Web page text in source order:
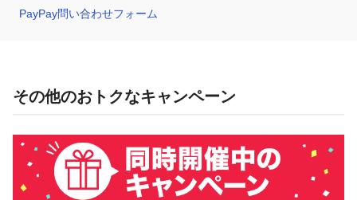
PayPay問い合わせフォーム
その他のおトクなキャンペーン